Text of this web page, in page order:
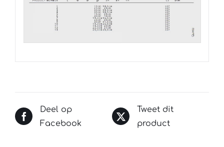
Deel op
Facebook
Tweet dit
product